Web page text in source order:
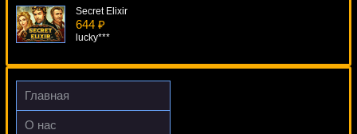
Secret Elixir
644 ₽
lucky***
Water Dragons
3392 ₽
Главная
О нас